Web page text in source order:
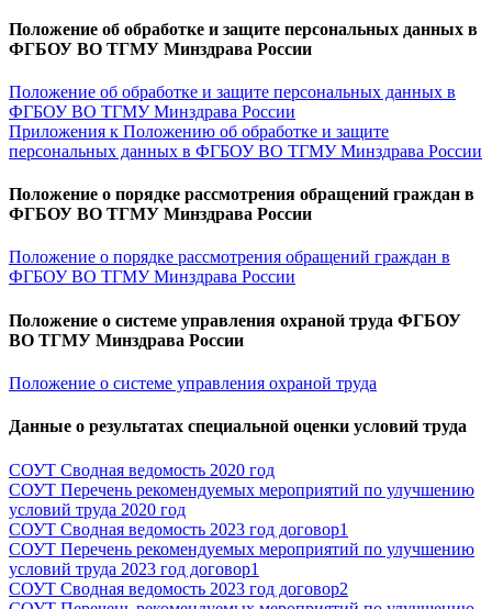
Положение об обработке и защите персональных данных в
ФГБОУ ВО ТГМУ Минздрава России
Положение об обработке и защите персональных данных в
ФГБОУ ВО ТГМУ Минздрава России
Приложения к Положению об обработке и защите
персональных данных в ФГБОУ ВО ТГМУ Минздрава России
Положение о порядке рассмотрения обращений граждан в
ФГБОУ ВО ТГМУ Минздрава России
Положение о порядке рассмотрения обращений граждан в
ФГБОУ ВО ТГМУ Минздрава России
Положение о системе управления охраной труда ФГБОУ
ВО ТГМУ Минздрава России
Положение о системе управления охраной труда
Данные о результатах специальной оценки условий труда
СОУТ Сводная ведомость 2020 год
СОУТ Перечень рекомендуемых мероприятий по улучшению
условий труда 2020 год
СОУТ Сводная ведомость 2023 год договор1
СОУТ Перечень рекомендуемых мероприятий по улучшению
условий труда 2023 год договор1
СОУТ Сводная ведомость 2023 год договор2